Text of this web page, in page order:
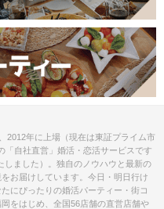
2012年に上場（現在は東証プライム市
「自社直営」婚活・恋活サービスです
ました）。独自のノウハウと最新の
お届けしています。今日・明日行け
にぴったりの婚活パーティー・街コ
をはじめ、全国56店舗の直営店舗や